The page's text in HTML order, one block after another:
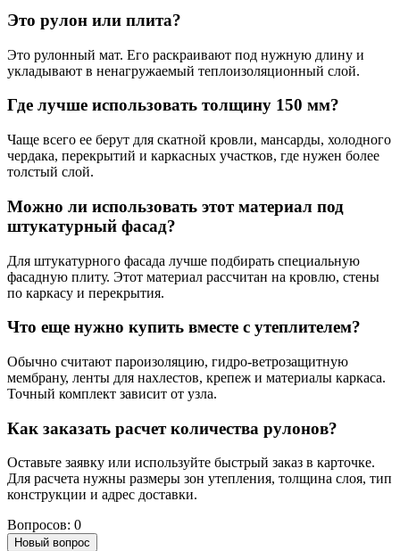
Это рулон или плита?
Это рулонный мат. Его раскраивают под нужную длину и
укладывают в ненагружаемый теплоизоляционный слой.
Где лучше использовать толщину 150 мм?
Чаще всего ее берут для скатной кровли, мансарды, холодного
чердака, перекрытий и каркасных участков, где нужен более
толстый слой.
Можно ли использовать этот материал под
штукатурный фасад?
Для штукатурного фасада лучше подбирать специальную
фасадную плиту. Этот материал рассчитан на кровлю, стены
по каркасу и перекрытия.
Что еще нужно купить вместе с утеплителем?
Обычно считают пароизоляцию, гидро-ветрозащитную
мембрану, ленты для нахлестов, крепеж и материалы каркаса.
Точный комплект зависит от узла.
Как заказать расчет количества рулонов?
Оставьте заявку или используйте быстрый заказ в карточке.
Для расчета нужны размеры зон утепления, толщина слоя, тип
конструкции и адрес доставки.
Вопросов: 0
Новый вопрос